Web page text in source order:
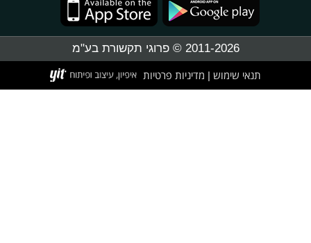
2011-2026 © פרוגי תקשורת בע"מ
תנאי שימוש מדיניות פרטיות